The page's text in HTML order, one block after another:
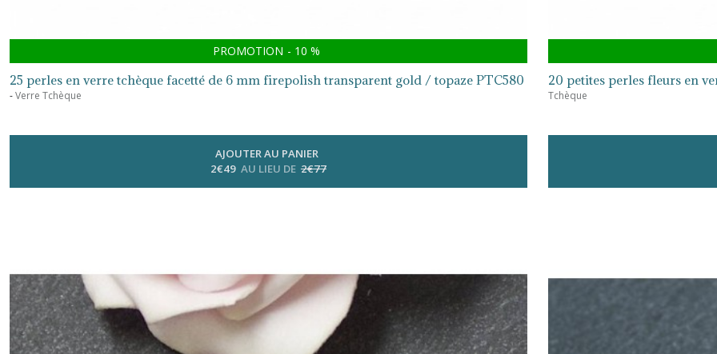
PROMOTION - 10 %
25 perles en verre tchèque facetté de 6 mm firepolish transparent gold / topaze PTC580
-Verre Tchèque
AJOUTER AU PANIER
2€49 AU LIEU DE 2€77
20 petites perles fleurs en
Tchèque